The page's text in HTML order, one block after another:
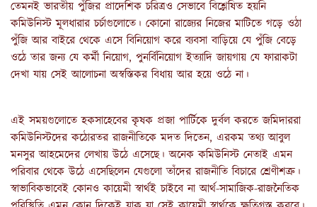
তেমনই ভারতীয় পুঁজির প্রাদেশিক চরিত্রও সেভাবে বিশ্লেষিত হয়নি
কমিউনিস্ট মূলধারার চর্চাগুলোতে। কোনো রাজ্যের নিজের মাটিতে গড়ে ওঠা
পুঁজি আর বাইরে থেকে এসে বিনিয়োগ করে ব্যবসা বাড়িয়ে যে পুঁজি বেড়ে
ওঠে তার জন্য যে কর্মী নিয়োগ, পুনর্বিনিয়োগ ইত্যাদি জায়গায় যে ফারাকটা
দেখা যায় সেই আলোচনা অস্বস্তিকর বিধায় আর হয়ে ওঠে না।
এই সময়গুলোতে হকসাহেবের কৃষক প্রজা পার্টিকে দুর্বল করতে জমিদাররা
কমিউনিস্টদের কঠোরতর রাজনীতিকে মদত দিতেন, এরকম তথ্য আবুল
মনসুর আহমেদের লেখায় উঠে এসেছে। অনেক কমিউনিস্ট নেতাই এমন
পরিবার থেকে উঠে এসেছিলেন যেগুলো তাঁদের রাজনীতি বিচারে শ্রেণীশত্রু।
স্বাভাবিকভাবেই কোনও কায়েমী স্বার্থই চাইবে না আর্থ-সামাজিক-রাজনৈতিক